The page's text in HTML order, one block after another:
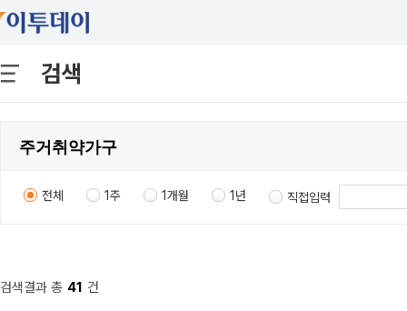
검색
전체 1주 1개월 1년 직접입력
검색결과 총 41 건